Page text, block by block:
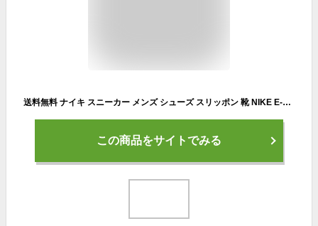
送料無料 ナイキ スニーカー メンズ シューズ スリッポン 靴 NIKE E-SERIES AD ローカット カジュアルシューズ イーシリーズ ブランド メンズスニーカー メンズシューズ 男性用 黒 ブラック くつ クツ/DV2436-003
この商品をサイトでみる